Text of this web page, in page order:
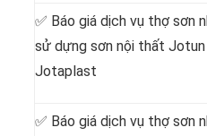
✅ Báo giá dịch vụ thợ sơn
sử dựng sơn nội thất Jotun
Jotaplast
✅ Báo giá dịch vụ thợ sơn